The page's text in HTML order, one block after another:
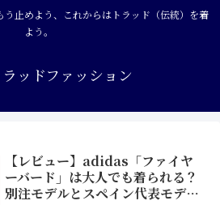
う止めよう、これからはトラッド（伝統）を着
よう。
ッドファッション
【レビュー】adidas「ファイヤ
ーバード」は大人でも着られる？
別注モデルとスペイン代表モデル